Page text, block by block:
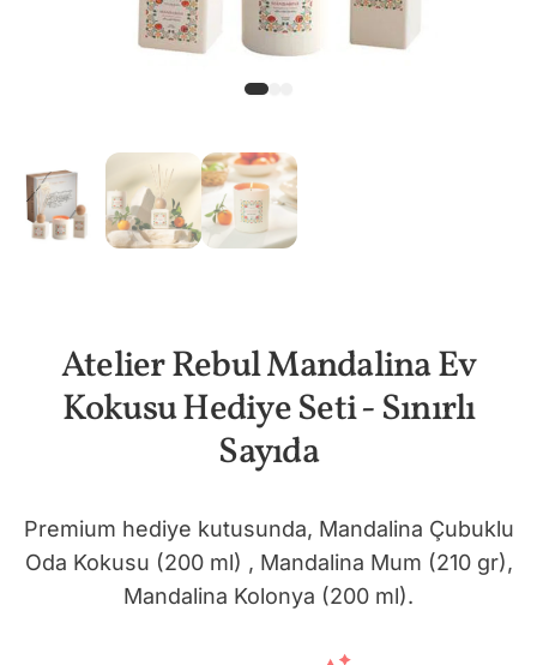
Atelier Rebul Mandalina Ev
Kokusu Hediye Seti - Sınırlı
Sayıda
Premium hediye kutusunda, Mandalina Çubuklu
Oda Kokusu (200 ml) , Mandalina Mum (210 gr),
Mandalina Kolonya (200 ml).